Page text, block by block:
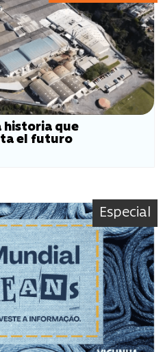
historia que
el futuro
Especial